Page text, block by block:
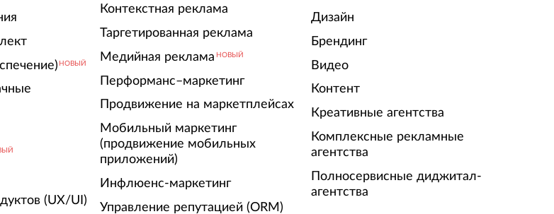
НОВЫЙ
(UX/UI)
Контекстная реклама
Таргетированная реклама
Медийная реклама НОВЫЙ
Перформанс–маркетинг
Продвижение на маркетплейсах
Мобильный маркетинг
(продвижение мобильных
приложений)
Инфлюенс-маркетинг
Управление репутацией (ORM)
Дизайн
Брендинг
Видео
Контент
Креативные агентства
Комплексные рекламные
агентства
Полносервисные диджитал-
агентства